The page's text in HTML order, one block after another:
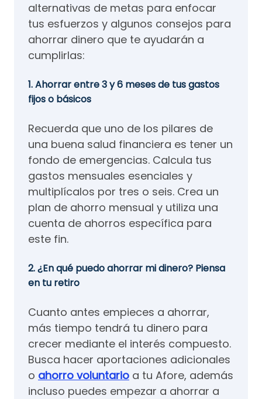
alternativas de metas para enfocar
tus esfuerzos y algunos consejos para
ahorrar dinero que te ayudarán a
cumplirlas:
1. Ahorrar entre 3 y 6 meses de tus gastos
fijos o básicos
Recuerda que uno de los pilares de
una buena salud financiera es tener un
fondo de emergencias. Calcula tus
gastos mensuales esenciales y
multiplícalos por tres o seis. Crea un
plan de ahorro mensual y utiliza una
cuenta de ahorros específica para
este fin.
2. ¿En qué puedo ahorrar mi dinero? Piensa
en tu retiro
Cuanto antes empieces a ahorrar,
más tiempo tendrá tu dinero para
crecer mediante el interés compuesto.
Busca hacer aportaciones adicionales
o ahorro voluntario a tu Afore, además
incluso puedes empezar a ahorrar a